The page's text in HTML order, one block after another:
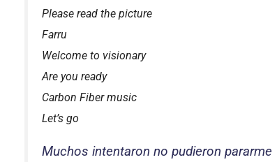
Please read the picture
Farru
Welcome to visionary
Are you ready
Carbon Fiber music
Let’s go
Muchos intentaron no pudieron pararme